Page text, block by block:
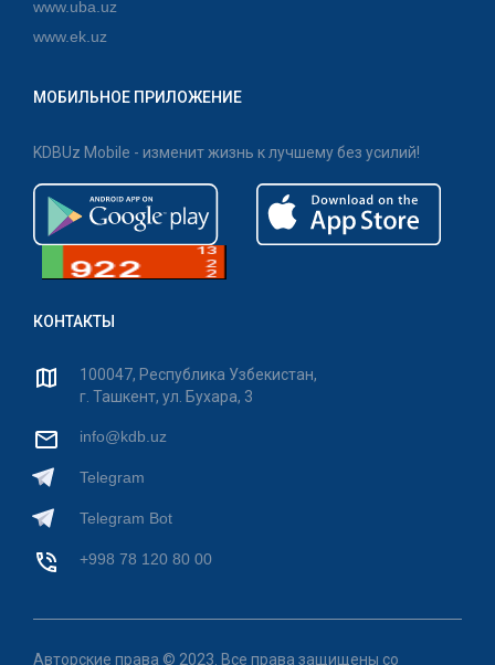
www.uba.uz
www.ek.uz
МОБИЛЬНОЕ ПРИЛОЖЕНИЕ
KDBUz Mobile - изменит жизнь к лучшему без усилий!
КОНТАКТЫ
100047, Республика Узбекистан,
г. Ташкент, ул. Бухара, 3
info@kdb.uz
Telegram
Telegram Bot
+998 78 120 80 00
Авторские права © 2023. Все права защищены со